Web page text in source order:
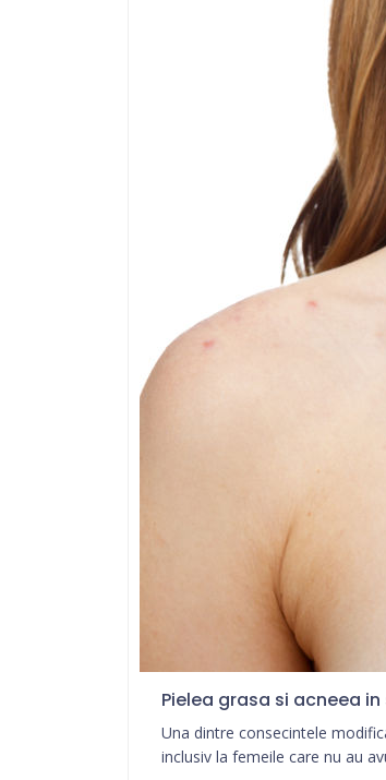
Pielea grasa si acneea
Una dintre consecintele
inclusiv la femeile care nu au